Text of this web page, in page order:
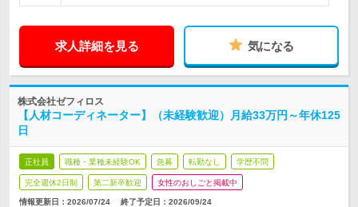
求人詳細を見る 気になる
株式会社ゼフィロス
【人材コーディネーター】（未経験歓迎）月給33万円～年休125
日
正社員 職種・業種未経験OK 急募 転勤なし 学歴不問
完全週休2日制 第二新卒歓迎 女性のおしごと掲載中
情報更新日：2026/07/24 終了予定日： 2026/09/24